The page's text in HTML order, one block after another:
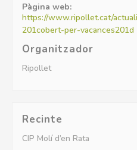
Pàgina web:
https://www.ripollet.cat/
201cobert-per-vacances201d
Organitzador
Ripollet
Recinte
CIP Molí d’en Rata